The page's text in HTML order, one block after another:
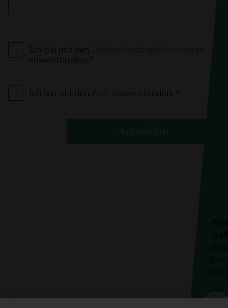
Ich bin mit den
einverstanden.*
Ich bin mit den einverstanden. *